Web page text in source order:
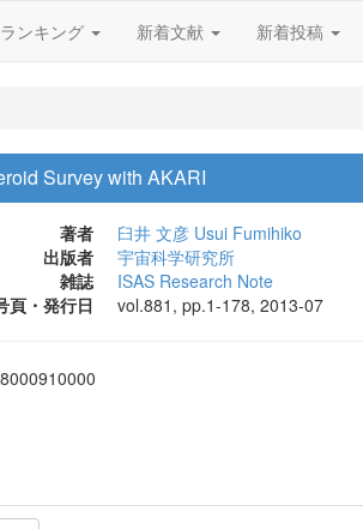
ンキング 新着文献 新着投稿
Survey with AKARI
著者 臼井 文彦 Usui Fumihiko
出版者
宇宙科学研究所
雑誌
ISAS Research Note
頁・発行日
vol.881, pp.1-178, 2013-07